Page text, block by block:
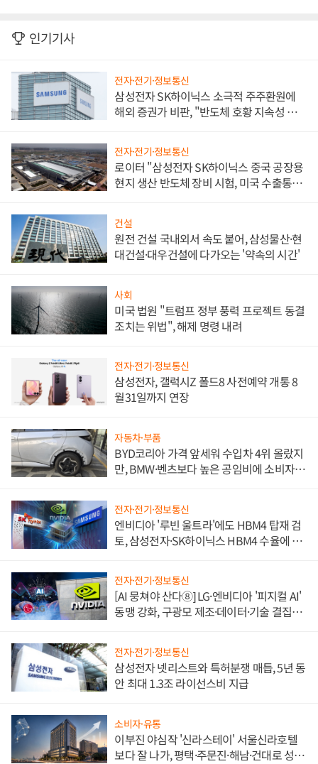
인기기사
전자·전기·정보통신
삼성전자 SK하이닉스 소극적 주주환원에
해외 증권가 비판, "반도체 호황 지속성 의
전자·전기·정보통신
로이터 "삼성전자 SK하이닉스 중국 공장용
현지 생산 반도체 장비 시험, 미국 수출통제
건설
원전 건설 국내외서 속도 붙어, 삼성물산·현
대건설·대우건설에 다가오는 '약속의 시간'
사회
미국 법원 "트럼프 정부 풍력 프로젝트 동결
조치는 위법", 해제 명령 내려
전자·전기·정보통신
삼성전자, 갤럭시Z 폴드8 사전예약 개통 8
월31일까지 연장
자동차·부품
BYD코리아 가격 앞세워 수입차 4위 올랐지
만, BMW·벤츠보다 높은 공임비에 소비자
전자·전기·정보통신
엔비디아 '루빈 울트라'에도 HBM4 탑재 검
토, 삼성전자·SK하이닉스 HBM4 수율에 주
전자·전기·정보통신
[AI 뭉쳐야 산다⑧] LG·엔비디아 '피지컬 AI'
동맹 강화, 구광모 제조·데이터·기술 결집
전자·전기·정보통신
삼성전자 넷리스트와 특허분쟁 매듭, 5년 동
안 최대 1.3조 라이선스비 지급
소비자·유통
이부진 야심작 '신라스테이' 서울신라호텔
보다 잘 나가, 평택·주문진·해남·건대로 성